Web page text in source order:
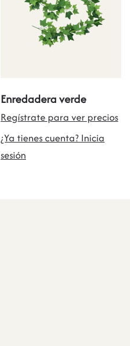
Enredadera verde
Regístrate para ver precios
¿Ya tienes cuenta? Inicia
sesión